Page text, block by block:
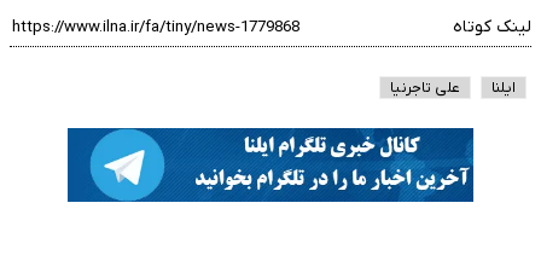
لینک کوتاه
ایلنا علی تاجرنیا